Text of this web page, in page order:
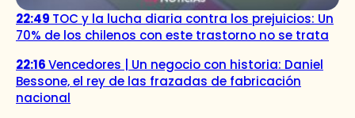
22:49 TOC y la lucha diaria contra los prejuicios: Un
70% de los chilenos con este trastorno no se trata
22:16Vencedores | Un negocio con historia: Daniel
Bessone, el rey de las frazadas de fabricación
nacional